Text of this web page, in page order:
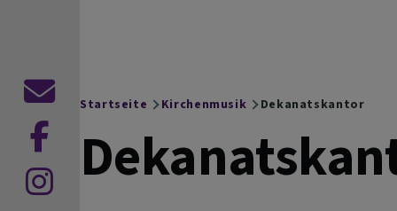
Breadcrumb
Startseite Kirchenmusik Dekanatskantor
Kontaktformular
zu
Facebook
zu